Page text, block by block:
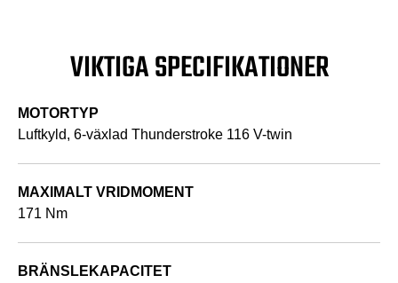
VIKTIGA SPECIFIKATIONER
MOTORTYP
Luftkyld, 6-växlad Thunderstroke 116 V-twin
MAXIMALT VRIDMOMENT
171 Nm
BRÄNSLEKAPACITET